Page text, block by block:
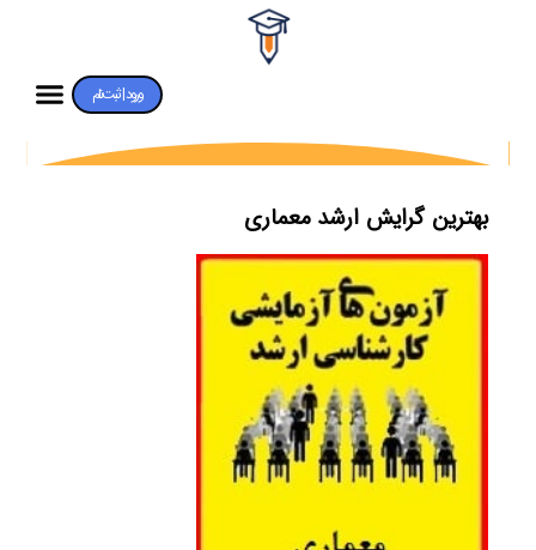
ورود | ثبت‌نام
بهترین گرایش ارشد معماری